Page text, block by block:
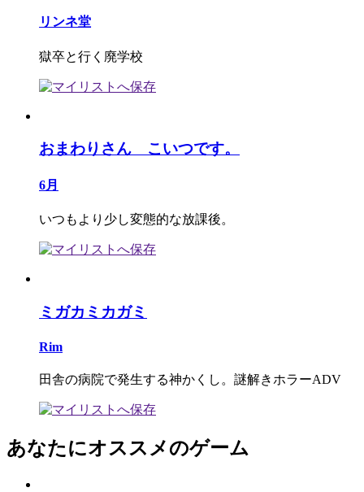
リンネ堂
獄卒と行く廃学校
おまわりさん こいつです。
6月
いつもより少し変態的な放課後。
ミガカミカガミ
Rim
田舎の病院で発生する神かくし。謎解きホラーADV
あなたにオススメのゲーム